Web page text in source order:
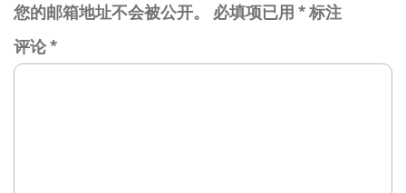
您的邮箱地址不会被公开。 必填项已用 *标注
评论*